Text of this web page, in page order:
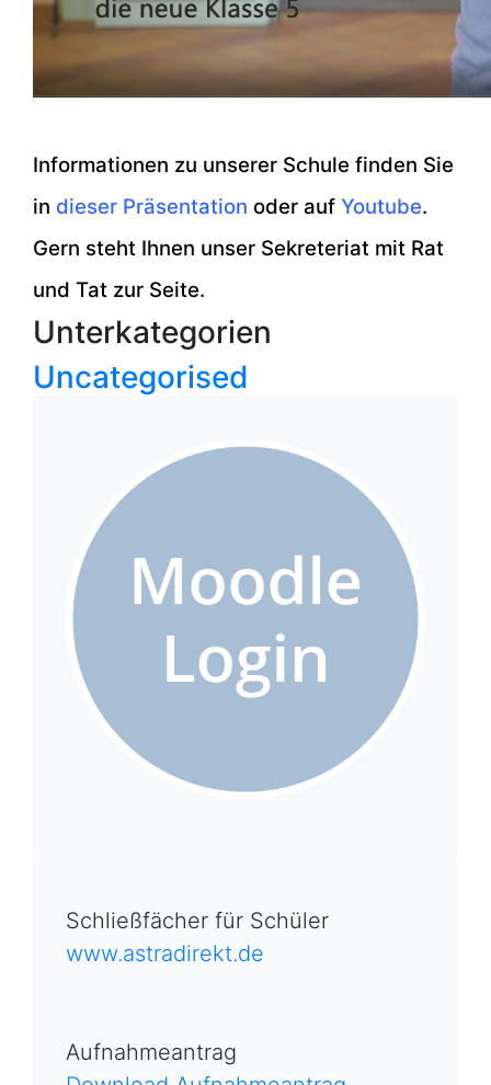
Informationen zu unserer Schule finden Sie
in dieser Präsentation oder auf Youtube.
Gern steht Ihnen unser Sekreteriat mit Rat
und Tat zur Seite.
Unterkategorien
Uncategorised
Schließfächer für Schüler
www.astradirekt.de
Aufnahmeantrag